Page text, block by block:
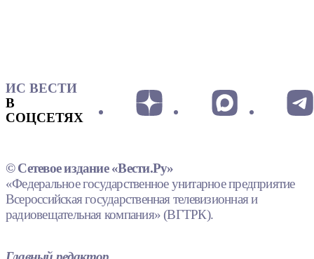
ИС ВЕСТИ
В
СОЦСЕТЯХ
© Сетевое издание «Вести.Ру»
«Федеральное государственное унитарное предприятие
Всероссийская государственная телевизионная и
радиовещательная компания» (ВГТРК).